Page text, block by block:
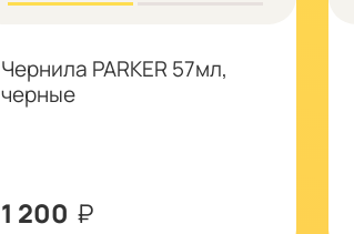
Чернила PARKER 57мл,
черные
1 200 ₽